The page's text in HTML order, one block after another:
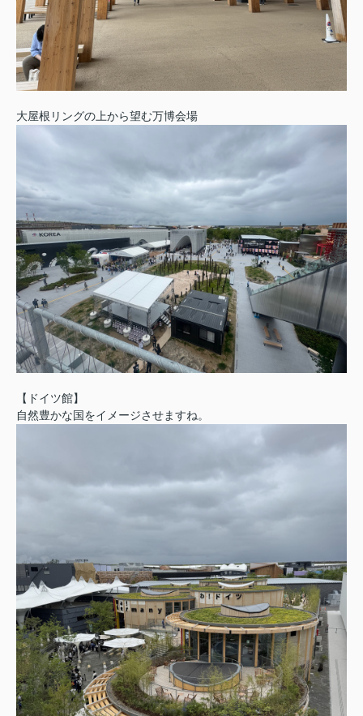
大屋根リングの上から望む万博会場
【ドイツ館】
自然豊かな国をイメージさせますね。